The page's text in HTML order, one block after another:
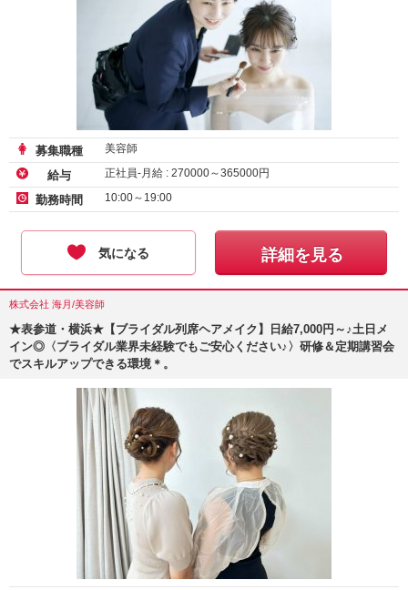
募集職種 美容師
給与 正社員-月給 : 270000～365000円
勤務時間 10:00～19:00
気になる 詳細を見る
株式会社 海月/美容師
★表参道・横浜★【ブライダル列席ヘアメイク】日給7,000円～♪土日メ
イン◎〈ブライダル業界未経験でもご安心ください♪〉研修＆定期講習会
でスキルアップできる環境＊。